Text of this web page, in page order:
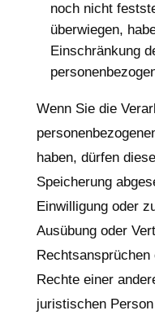
noch nicht
überwiegen,
Einschränkung
Wenn Sie die
haben, dürfen
Speicherung
Einwilligung oder
Ausübung oder
Rechte einer
juristischen